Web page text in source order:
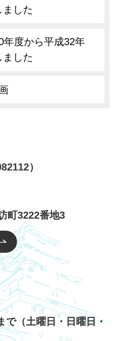
ました
年度から平成32年
ました
）
町3222番地3
で（土曜日・日曜日・